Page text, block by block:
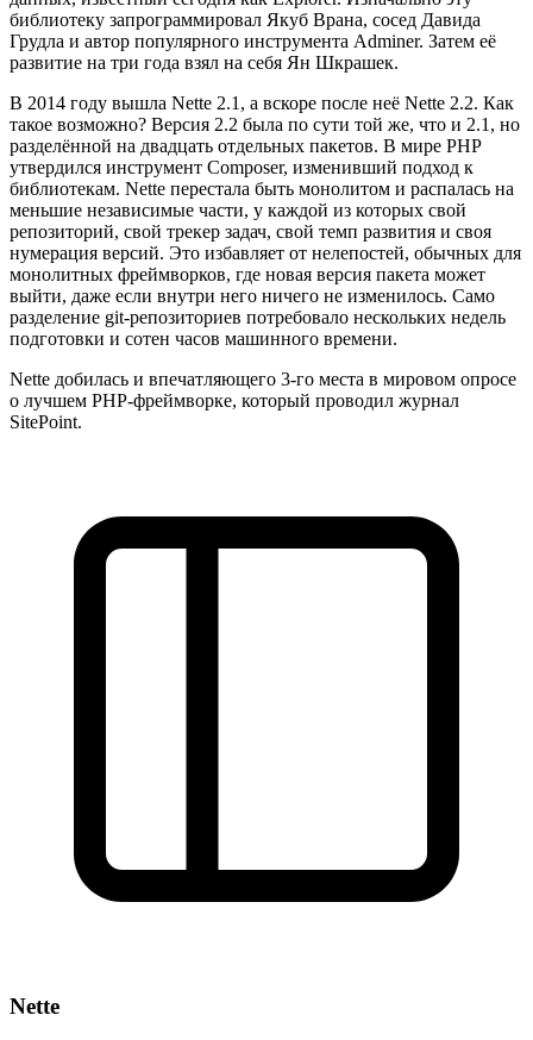
библиотеку запрограммировал Якуб Врана, сосед Давида
Грудла и автор популярного инструмента Adminer. Затем её
развитие на три года взял на себя Ян Шкрашек.
В 2014 году вышла Nette 2.1, а вскоре после неё Nette 2.2. Как
такое возможно? Версия 2.2 была по сути той же, что и 2.1, но
разделённой на двадцать отдельных пакетов. В мире PHP
утвердился инструмент Composer, изменивший подход к
библиотекам. Nette перестала быть монолитом и распалась на
меньшие независимые части, у каждой из которых свой
репозиторий, свой трекер задач, свой темп развития и своя
нумерация версий. Это избавляет от нелепостей, обычных для
монолитных фреймворков, где новая версия пакета может
выйти, даже если внутри него ничего не изменилось. Само
разделение git-репозиториев потребовало нескольких недель
подготовки и сотен часов машинного времени.
Nette добилась и впечатляющего 3-го места в мировом опросе
о лучшем PHP-фреймворке, который проводил журнал
SitePoint.
Nette